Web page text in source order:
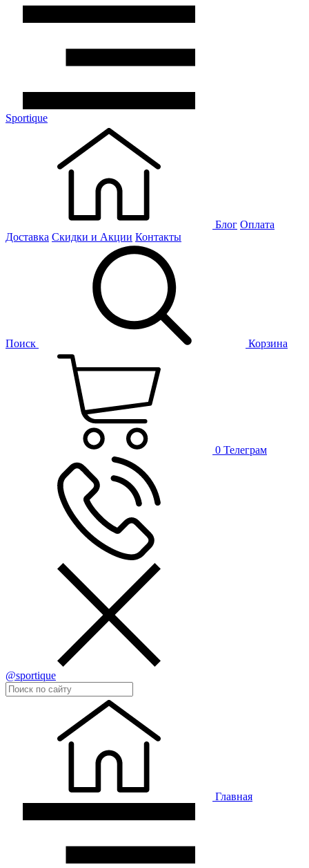
Sportique
Блог Оплата
Доставка Скидки и Акции Контакты
Поиск Корзина
0 Телеграм
@sportique
Главная